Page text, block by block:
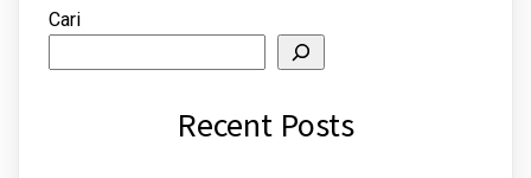
Cari
Recent Posts